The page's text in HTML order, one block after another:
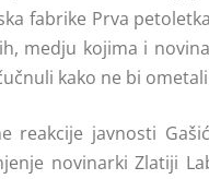
fabrike Prva
medju kojima i
kako ne bi
reakcije javnosti
novinarki Zlatiji